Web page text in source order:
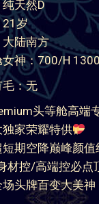
号宝宝
48kg
天然D
21岁
大陆南方